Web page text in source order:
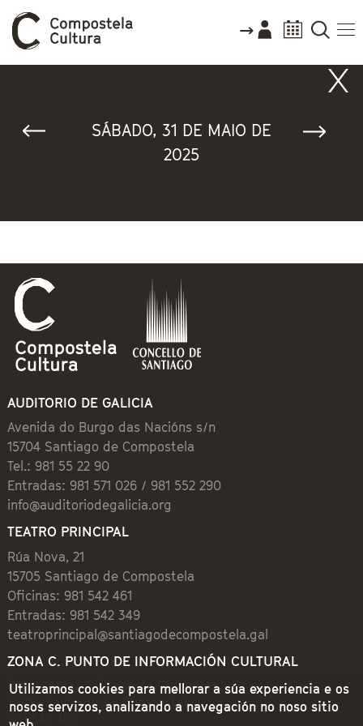
SÁBADO, 31 DE MAIO DE
2025
AUDITORIO DE GALICIA
Avenida do Burgo das Nacións s/n
15704 Santiago de Compostela
Tel.: 981 55 22 90
Entradas: 981 571 026 / 981 552 290
info@auditoriodegalicia.org
TEATRO PRINCIPAL
Rúa Nova, 21
15705 Santiago de Compostela
Oficinas: 981 542 461
Entradas: 981 542 349
teatroprincipal@santiagodecompostela.gal
ZONA C. PUNTO DE INFORMACIÓN CULTURAL
Preguntoiro, 1 (Praza de Cervantes)
15704 Santiago de Compostela
981 542 462
Utilizamos cookies para mellorar a súa experiencia e os
nosos servizos, analizando a navegación no noso sitio